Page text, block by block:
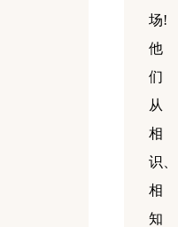
场!
他
们
从
相
识、
相
知